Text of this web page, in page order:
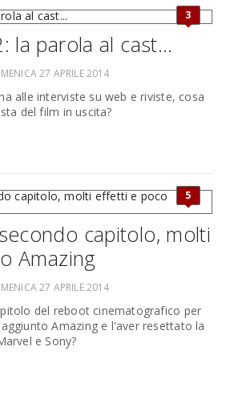
3
la parola al cast...
27 APRILE 2014
alle interviste su web e riviste, cosa
del film in uscita?
5
capitolo, molti
Amazing
27 APRILE 2014
del reboot cinematografico per
Amazing e l'aver resettato la
e Sony?